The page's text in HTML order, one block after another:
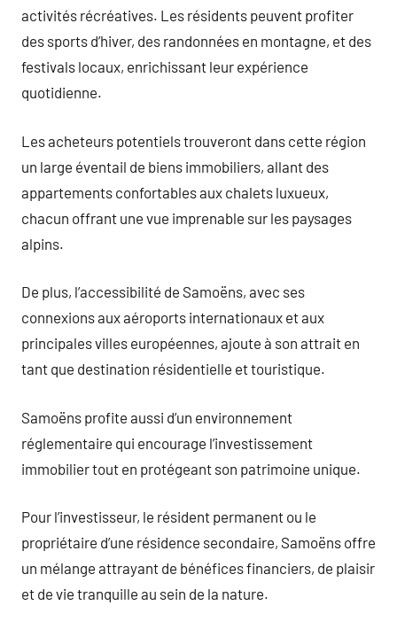
activités récréatives. Les résidents peuvent profiter
des sports d’hiver, des randonnées en montagne, et des
festivals locaux, enrichissant leur expérience
quotidienne.
Les acheteurs potentiels trouveront dans cette région
un large éventail de biens immobiliers, allant des
appartements confortables aux chalets luxueux,
chacun offrant une vue imprenable sur les paysages
alpins.
De plus, l’accessibilité de Samoëns, avec ses
connexions aux aéroports internationaux et aux
principales villes européennes, ajoute à son attrait en
tant que destination résidentielle et touristique.
Samoëns profite aussi d’un environnement
réglementaire qui encourage l’investissement
immobilier tout en protégeant son patrimoine unique.
Pour l’investisseur, le résident permanent ou le
propriétaire d’une résidence secondaire, Samoëns offre
un mélange attrayant de bénéfices financiers, de plaisir
et de vie tranquille au sein de la nature.